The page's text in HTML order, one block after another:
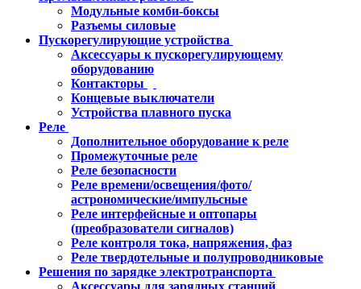
Модульные комби-боксы
Разъемы силовые
Пускорегулирующие устройства
Аксессуары к пускорегулирующему
оборудованию
Контакторы
Концевые выключатели
Устройства плавного пуска
Реле
Дополнительное оборудование к реле
Промежуточные реле
Реле безопасности
Реле времени/освещения/фото/
астрономические/импульсные
Реле интерфейсные и оптопары
(преобразователи сигналов)
Реле контроля тока, напряжения, фаз
Реле твердотельные и полупроводниковые
Решения по зарядке электротранспорта
Аксессуары для зарядных станций